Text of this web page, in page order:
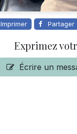
Imprimer Partager
Exprimez
Écrire un